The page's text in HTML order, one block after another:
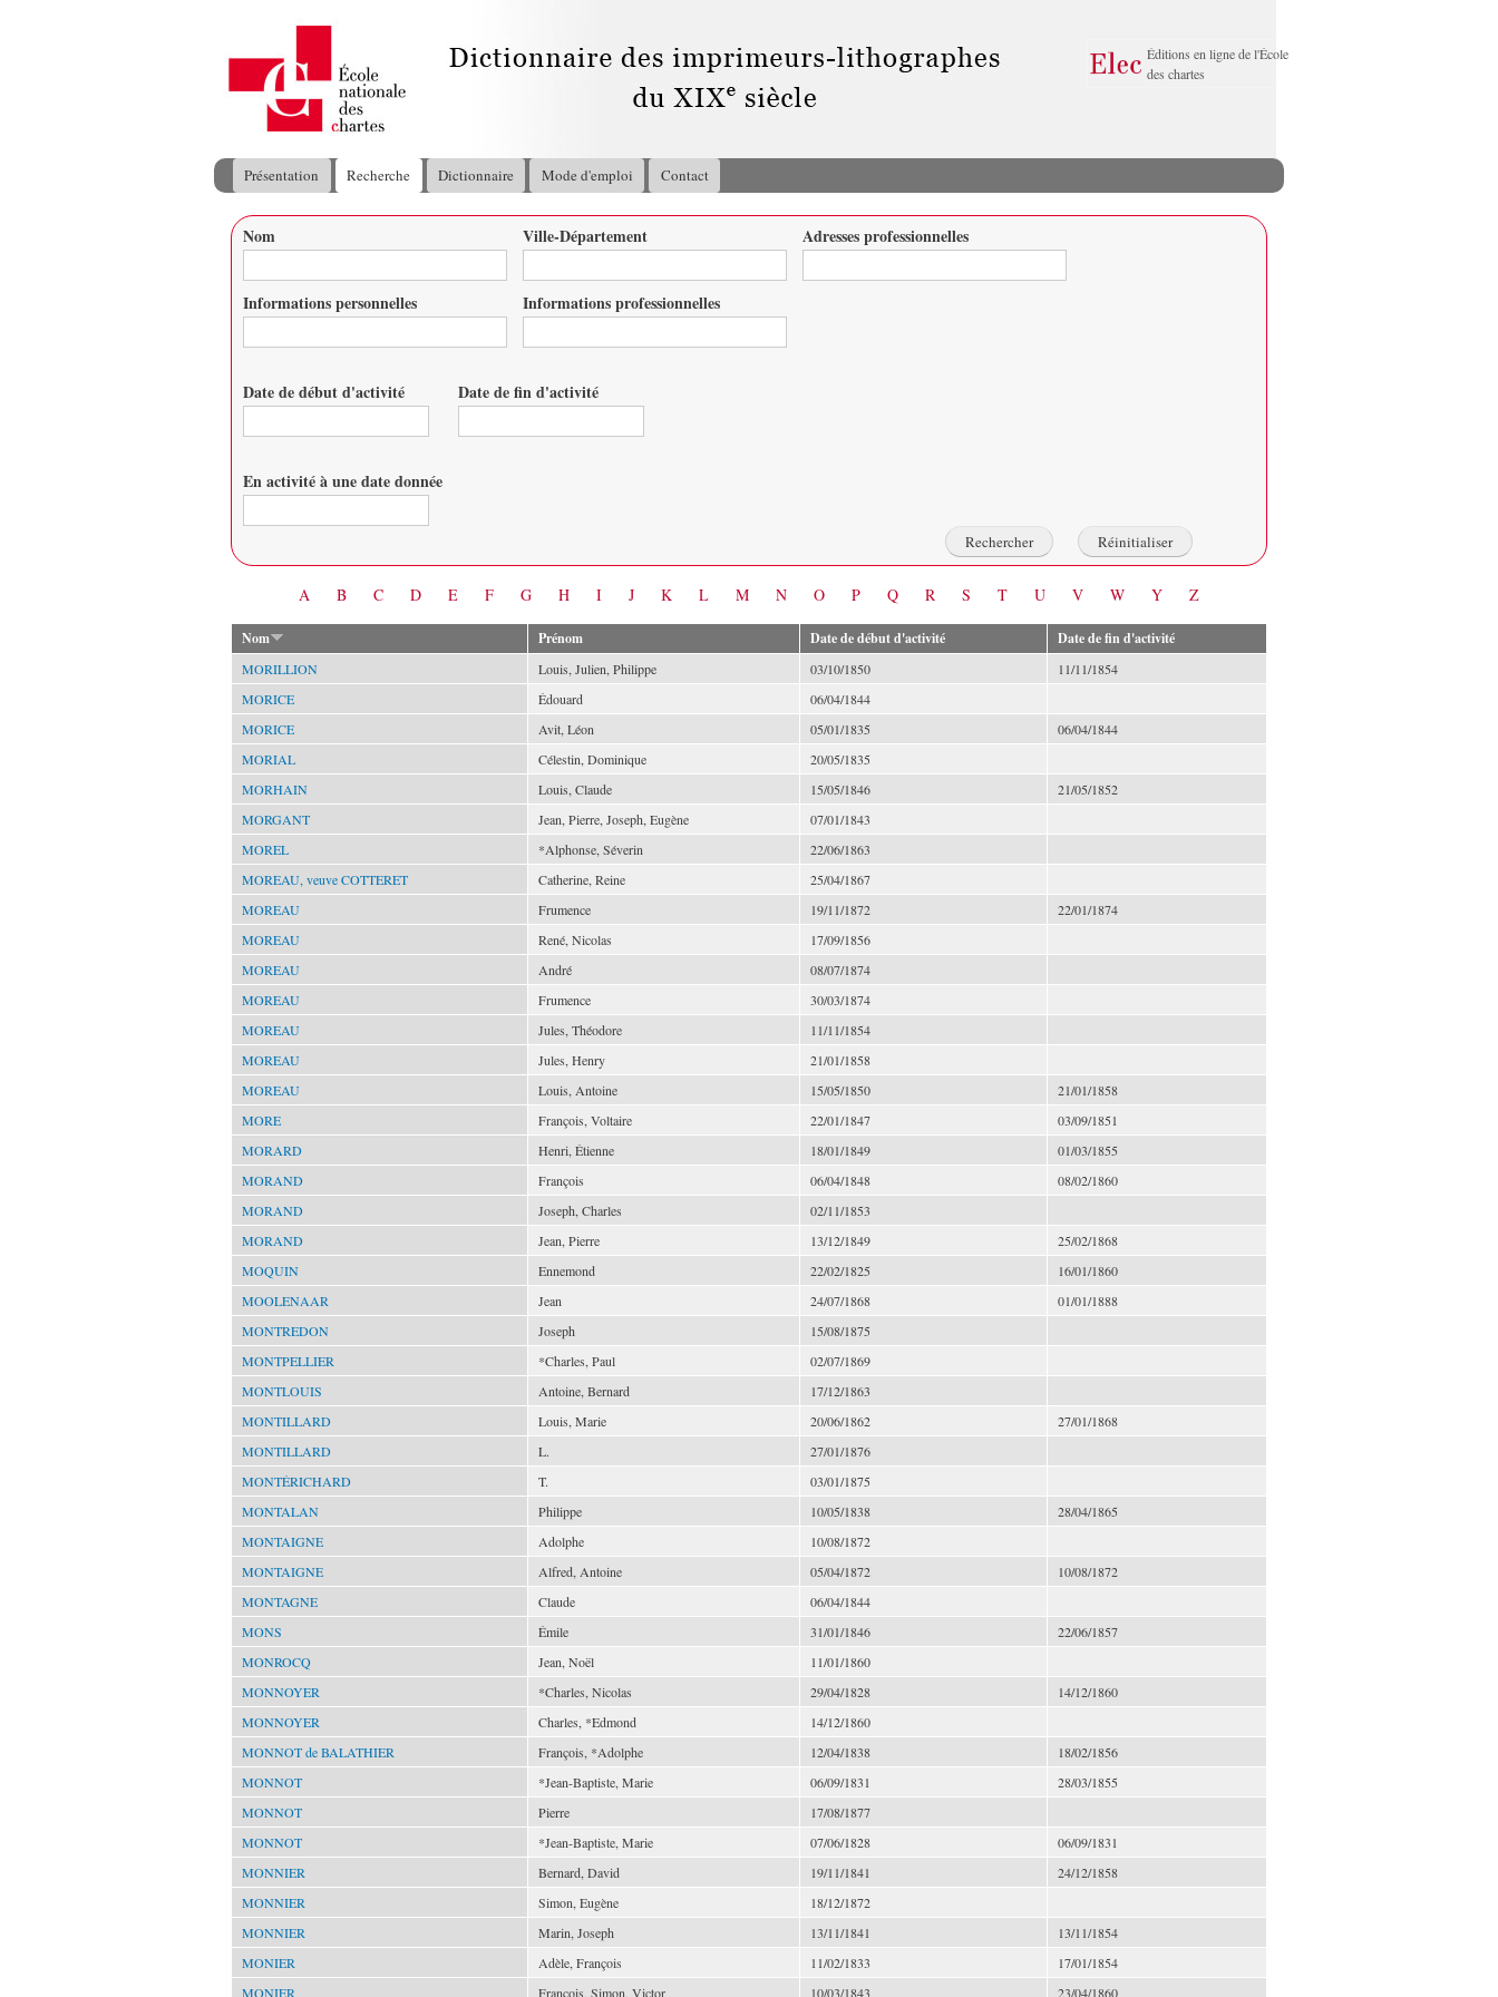
principal
Éditions en ligne de l'École
des chartes
Menu principal
Présentation Recherche Dictionnaire Mode d'emploi Contact
Vous êtes ici
Nom Ville-Département Adresses professionnelles
Informations personnelles Informations professionnelles
Date de début d'activité Date de fin d'activité
En activité à une date donnée
A B C D E F G H I J K L M N O P Q R S T U V W Y Z
Nom Prénom Date de début d'activité Date de fin d'activité
MORILLION Louis, Julien, Philippe 03/10/1850
11/11/1854
MORICE
Édouard
06/04/1844
MORICE
Avit, Léon 05/01/1835
06/04/1844
MORIAL
Célestin, Dominique
20/05/1835
MORHAIN
Louis, Claude 15/05/1846
21/05/1852
MORGANT
Jean, Pierre, Joseph, Eugène
07/01/1843
MOREL
*Alphonse, Séverin
22/06/1863
MOREAU, veuve COTTERET
Catherine, Reine
25/04/1867
MOREAU
Frumence 19/11/1872
22/01/1874
MOREAU
René, Nicolas
17/09/1856
MOREAU
André
08/07/1874
MOREAU
Frumence
30/03/1874
MOREAU
Jules, Théodore
11/11/1854
MOREAU
Jules, Henry
21/01/1858
MOREAU
Louis, Antoine 15/05/1850
21/01/1858
MORE
François, Voltaire 22/01/1847
03/09/1851
MORARD
Henri, Étienne 18/01/1849
01/03/1855
MORAND
François 06/04/1848
08/02/1860
MORAND
Joseph, Charles
02/11/1853
MORAND
Jean, Pierre 13/12/1849
25/02/1868
MOQUIN
Ennemond 22/02/1825
16/01/1860
MOOLENAAR
Jean 24/07/1868
01/01/1888
MONTREDON
Joseph
15/08/1875
MONTPELLIER
*Charles, Paul
02/07/1869
MONTLOUIS
Antoine, Bernard
17/12/1863
MONTILLARD
Louis, Marie 20/06/1862
27/01/1868
MONTILLARD
L.
27/01/1876
MONTÉRICHARD
T.
03/01/1875
MONTALAN
Philippe 10/05/1838
28/04/1865
MONTAIGNE
Adolphe
10/08/1872
MONTAIGNE
Alfred, Antoine 05/04/1872
10/08/1872
MONTAGNE
Claude
06/04/1844
MONS
Émile 31/01/1846
22/06/1857
MONROCQ
Jean, Noël
11/01/1860
MONNOYER
*Charles, Nicolas 29/04/1828
14/12/1860
MONNOYER
Charles, *Edmond
14/12/1860
MONNOT de BALATHIER
François, *Adolphe 12/04/1838
18/02/1856
MONNOT
*Jean-Baptiste, Marie 06/09/1831
28/03/1855
MONNOT
Pierre
17/08/1877
MONNOT
*Jean-Baptiste, Marie 07/06/1828
06/09/1831
MONNIER
Bernard, David 19/11/1841
24/12/1858
MONNIER
Simon, Eugène
18/12/1872
MONNIER
Marin, Joseph 13/11/1841
13/11/1854
MONIER
Adèle, François 11/02/1833
17/01/1854
MONIER
François, Simon, Victor 10/03/1843 23/04/1860